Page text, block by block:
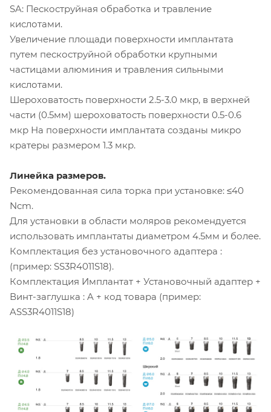
SA: Пескоструйная обработка и травление
кислотами.
Увеличение площади поверхности имплантата
путем пескоструйной обработки крупными
частицами алюминия и травления сильными
кислотами.
Шероховатость поверхности 2.5-3.0 мкр, в верхней
части (0.5мм) шероховатость поверхности 0.5-0.6
мкр На поверхности имплантата созданы микро
кратеры размером 1.3 мкр.
Линейка размеров.
Рекомендованная сила торка при установке: ≤40
Ncm.
Для установки в области моляров рекомендуется
использовать имплантаты диаметром 4.5мм и более.
Комплектация без установочного адаптера :
(пример: SS3R4011S18).
Комплектация Имплантат + Установочный адаптер +
Винт-заглушка : A + код товара (пример:
ASS3R4011S18)